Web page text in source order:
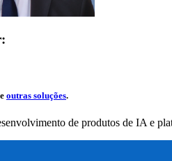
e outras soluções.
de produtos de IA e